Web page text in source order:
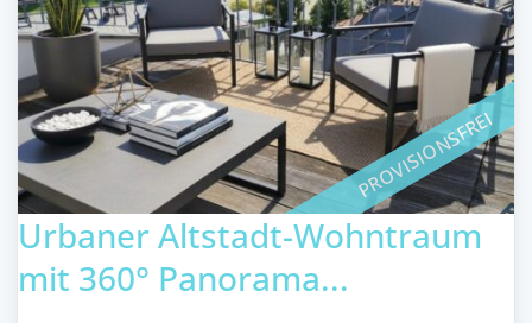
PROVISIONSFREI
Urbaner Altstadt-Wohntraum
mit 360° Panorama...